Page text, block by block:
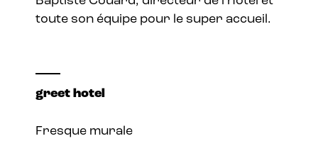
toute son équipe pour le super accueil.
greet hotel
Fresque murale